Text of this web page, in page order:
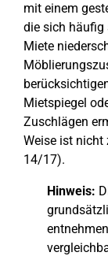
mit einem
die sich häufig
Miete
Mietspiegel
Zuschlägen
Weise ist nicht
14/17).
Hinweis: